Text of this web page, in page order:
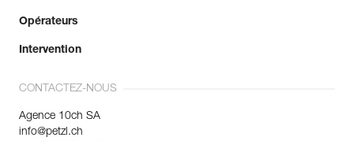
Opérateurs
Intervention
CONTACTEZ-NOUS
Agence 10ch SA
info@petzl.ch